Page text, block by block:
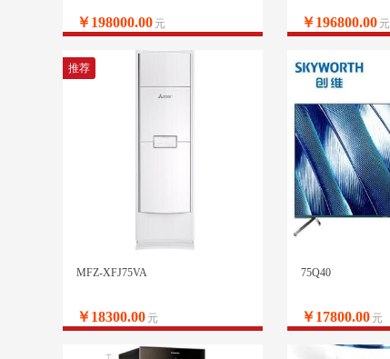
￥198000.00 元 ￥196800.00 元
推荐
MFZ-XFJ75VA
￥18300.00 元
75Q40
￥17800.00 元